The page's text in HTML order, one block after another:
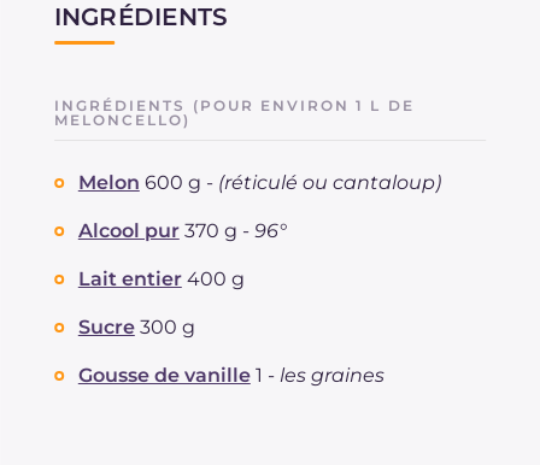
INGRÉDIENTS
INGRÉDIENTS (POUR ENVIRON 1 L DE
MELONCELLO)
Melon 600 g - (réticulé ou cantaloup)
Alcool pur 370 g - 96°
Lait entier 400 g
Sucre 300 g
Gousse de vanille 1 - les graines